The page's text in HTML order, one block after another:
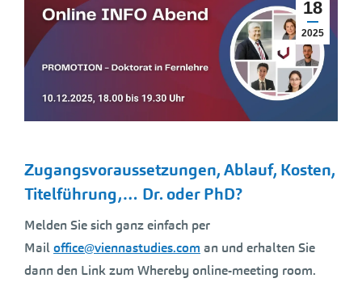
18
2025
Zugangsvoraussetzungen, Ablauf, Kosten,
Titelführung,… Dr. oder PhD?
Melden Sie sich ganz einfach per
Mailoffice@viennastudies.com an und erhalten Sie
dann den Link zum Whereby online-meeting room.